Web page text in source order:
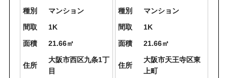
種別
マンション
間取
1K
面積
21.66㎡
住所
大阪市西区九条1丁
目
種別
マンション
間取
1K
面積
21.66㎡
住所
大阪市天王寺区東
上町